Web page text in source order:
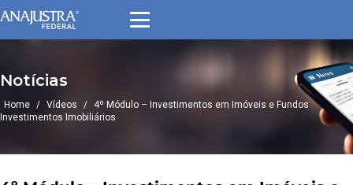
Notícias
Home / Vídeos /
4º Módulo – Investimentos em Imóveis e Fundos
Investimentos Imobiliários